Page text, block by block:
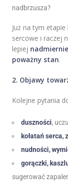
nadbrzusza?
Już na tym
sercowe i raczej
lepiej
poważny stan.
2. Objawy
Kolejne pytania
duszności,
kołatań serca,
nudności,
gorączki,
sugerować